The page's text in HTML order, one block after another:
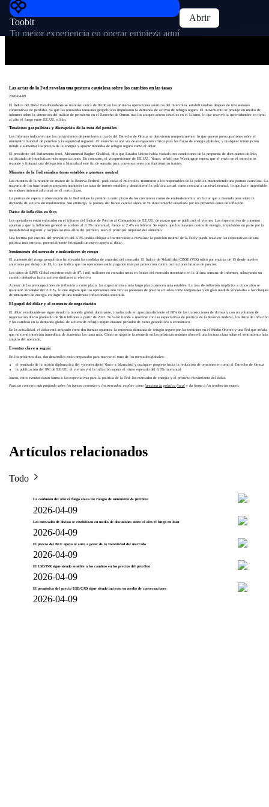
Toobit
Tu mejor experiencia en operar empieza aquí
Abrir
Las actas de la Fed revelan una postura cautelosa sobre los cambios en las tasas
2026-04-09
El Índice del Dólar Estadounidense se mantuvo cerca de 99.00 en las primeras operaciones asiáticas del miércoles, estabilizándose después de tres sesiones
consecutivas de pérdidas, ya que las renovadas tensiones geopolíticas impulsaron la demanda de activos de refugio seguro. El movimiento se produjo en medio de
informes sobre la detención del tráfico de petroleros en el Estrecho de Ormuz tras los ataques aéreos israelíes en el Líbano, lo que reavivó la incertidumbre en torno
al alto el fuego entre EE.UU. e Irán.
Tensiones geopolíticas y disrupción de la ruta del petróleo
Los informes indicaron que los movimientos de petroleros a través del Estrecho de Ormuz se detuvieron temporalmente, lo que generó preocupaciones sobre el
suministro mundial de petróleo y la seguridad regional. El estrecho es una vía de navegación crítica para los flujos de energía globales, y cualquier interrupción
tiende a aumentar los precios de la energía y apoyar monedas de refugio seguro como el dólar.
El presidente del Parlamento iraní, Mohammad Bagher Ghalibaf, dijo que Estados Unidos había violado tres condiciones de la propuesta de diez puntos de Irán,
calificando de imprácticas más negociaciones. En contraste, el vicepresidente de EE.UU., Vance, señaló que Washington espera que el envío en el estrecho se
reanude y liderará una delegación a Islamabad este fin de semana para conversaciones con funcionarios iraníes.
Minutas de la Fed señalan tasas estables y postura neutral
Las minutas de la reunión de marzo de la Reserva Federal, publicadas el miércoles, mostraron a los responsables de la política manteniendo una postura cautelosa. La
mayoría de los funcionarios apoyaron mantener las tasas de interés estables y describieron la política actual como cercana a un nivel neutral, lo que hace improbable
un endurecimiento adicional en el corto plazo.
La postura de espera y observación de la Fed reduce la presión a corto plazo de los crecientes costos de endeudamiento, un factor que a menudo pesa sobre la
demanda de activos sin rendimiento. Sin embargo, la postura del banco central ahora se ve directamente desafiada por los próximos datos de inflación.
Datos de inflación en foco
Los operadores están enfocados en el informe del Índice de Precios al Consumidor de EE.UU. de marzo que se publicará el viernes. Las expectativas de consenso
apuntan a que la inflación general se acelere al 3.3% interanual, frente al 2.4% en febrero. Se espera que los mayores costos de energía, impulsados en parte por la
inestabilidad regional y los precios más altos del petróleo, sean el principal impulsor del aumento.
Una lectura por encima del pronóstico del 3.3% podría obligar a los mercados a reevaluar la posición neutral de la Fed y puede reavivar las expectativas de una
política más estricta, potencialmente brindando un nuevo apoyo al dólar.
Sentimiento del mercado e indicadores de riesgo
El aumento del riesgo geopolítico ha elevado las medidas de ansiedad del mercado. El Índice de Volatilidad CBOE (VIX) subió por encima de 15 desde niveles
anteriores por debajo de 13, lo que indica que los operadores están pagando más por protección contra oscilaciones bruscas de precios.
Los datos de EPFR Global muestran más de $7.1 mil millones en entradas netas en fondos del mercado monetario en la última semana de informes, subrayando un
cambio defensivo hacia activos similares al efectivo.
A pesar de las preocupaciones de inflación a corto plazo, las expectativas a más largo plazo parecen más estables. La tasa de inflación implícita a cinco años se
mantiene alrededor del 2.31%, lo que sugiere que los operadores aún ven las presiones de precios actuales como temporales y en gran medida vinculadas a los choques
de suministro de energía en lugar de una tendencia inflacionaria sostenida.
El papel del dólar y el contexto de negociación
El dólar estadounidense sigue siendo la moneda global dominante, involucrada en aproximadamente el 88% de las transacciones de divisas y con un volumen de
negociación diario promedio de $6.6 billones a partir de 2022. Su valor tiende a moverse con las expectativas de política de la Reserva Federal, los datos de inflación
y los cambios en la demanda global de activos de refugio seguro durante períodos de estrés geopolítico o económico.
En la actualidad, el dólar está atrapado entre dos fuerzas opuestas: la renovada demanda de refugio seguro por las tensiones en el Medio Oriente y una Fed que señala
que no tiene intención inmediata de aumentar las tasas más. Cómo se negocie la moneda en las próximas sesiones ofrecerá una lectura clara sobre el sentimiento más
amplio del mercado.
Eventos clave a seguir
En los próximos días, dos desarrollos están preparados para marcar el tono de los mercados globales:
el resultado de la misión diplomática del vicepresidente Vance a Islamabad y cualquier progreso hacia la reducción de tensiones en torno al Estrecho de Ormuz
la publicación del IPC de EE.UU. el viernes y si la inflación supera el ritmo esperado del 3.3% interanual
Juntos, estos eventos darán forma a las expectativas para la política de la Fed, los mercados de energía y el próximo movimiento del dólar.
Para un contexto más profundo sobre los bancos centrales y los mercados, explore cómo funciona la política fiscaly da forma a las tendencias macro.
Artículos relacionados
Todo
La confusión del alto el fuego eleva los riesgos de suministro de petróleo
2026-04-09
Los mercados de divisas se estabilizan en medio de discusiones sobre el alto el fuego en Irán
2026-04-09
El precio del BCE apoya al euro a pesar de la volatilidad del mercado
2026-04-09
El USD/INR sigue siendo sensible a los cambios en los precios del petróleo
2026-04-09
El pronóstico del precio USD/CAD sigue siendo incierto en medio de conversaciones
2026-04-09